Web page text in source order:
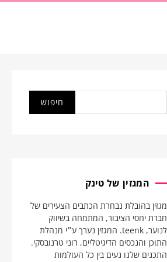
המגזין של טינק
מגזין בהובלת נבחרת הכתבים הצעירים של
חברת יחסי הציבור, המתמחה בשיווק
לנוער, teenk. המגזין נערך ע״י מנהלת
התוכן והנכסים הדיגיטליים, רוני טרנובסקי.
התכנים שלנו נעים בין כל העולמות